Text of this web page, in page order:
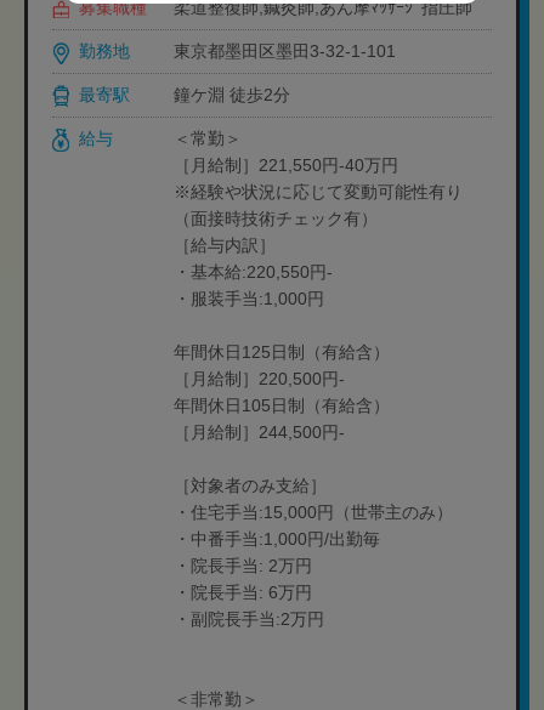
募集職種 柔道整復師,鍼灸師,あん摩ﾏｯｻｰｼﾞ指圧師
勤務地 東京都墨田区墨田3-32-1-101
最寄駅 鐘ケ淵 徒歩2分
給与
＜常勤＞
［月給制］221,550円-40万円
※経験や状況に応じて変動可能性有り
（面接時技術チェック有）
［給与内訳］
・基本給:220,550円-
・服装手当:1,000円
年間休日125日制（有給含）
［月給制］220,500円-
年間休日105日制（有給含）
［月給制］244,500円-
［対象者のみ支給］
・住宅手当:15,000円（世帯主のみ）
・中番手当:1,000円/出勤毎
・院長手当: 2万円
・院長手当: 6万円
・副院長手当:2万円
＜非常勤＞